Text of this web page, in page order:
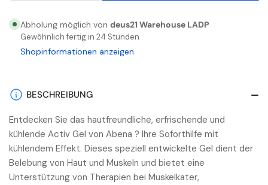
für
ABENA
Active
1
für
ABENA
Active
1
Abholung möglich von deus21 Warehouse LADP
Gewöhnlich fertig in 24 Stunden
Shopinformationen anzeigen
BESCHREIBUNG
Entdecken Sie das hautfreundliche, erfrischende und
kühlende Activ Gel von Abena ? Ihre Soforthilfe mit
kühlendem Effekt. Dieses speziell entwickelte Gel dient der
Belebung von Haut und Muskeln und bietet eine
Unterstützung von Therapien bei Muskelkater,